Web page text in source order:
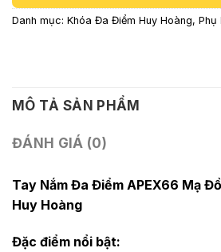
Danh mục: Khóa Đa Điểm Huy Hoàng, Phụ
MÔ TẢ SẢN PHẨM
ĐÁNH GIÁ (0)
Tay Nắm Đa Điểm APEX66 Mạ
Huy Hoàng
Đặc điểm nổi bật: